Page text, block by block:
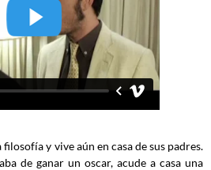
y vive aún en casa de sus padres.
de ganar un oscar, acude a casa una